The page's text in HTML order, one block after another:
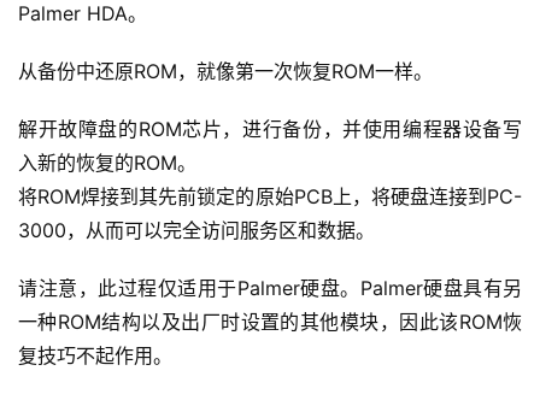
Palmer HDA。
从备份中还原ROM，就像第一次恢复ROM一样。
解开故障盘的ROM芯片，进行备份，并使用编程器设备写
入新的恢复的ROM。
将ROM焊接到其先前锁定的原始PCB上，将硬盘连接到PC-
3000，从而可以完全访问服务区和数据。
请注意，此过程仅适用于Palmer硬盘。Palmer硬盘具有另
一种ROM结构以及出厂时设置的其他模块，因此该ROM恢
复技巧不起作用。